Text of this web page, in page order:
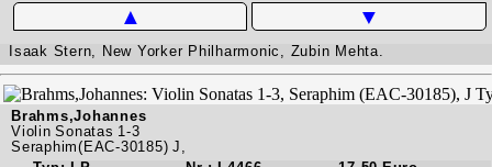
▲ ▼
Isaak Stern, New Yorker Philharmonic, Zubin Mehta.
Brahms,Johannes
Violin Sonatas 1-3
Seraphim(EAC-30185) J,